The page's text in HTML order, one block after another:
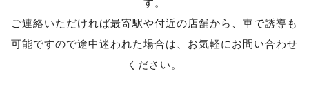
す。
ご連絡いただければ最寄駅や付近の店舗から、車で誘導も
可能ですので途中迷われた場合は、お気軽にお問い合わせ
ください。